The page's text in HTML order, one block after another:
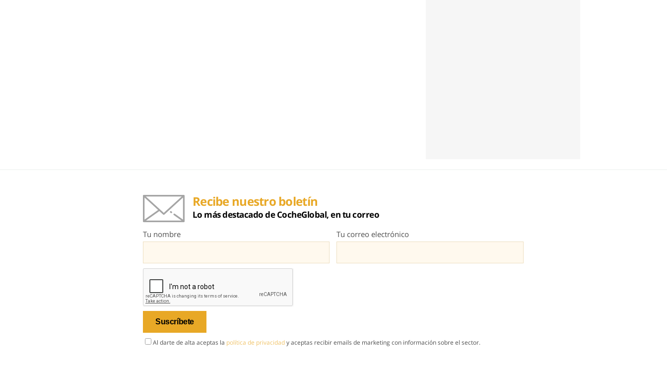
Recibe nuestro boletín
Lo más destacado de CocheGlobal, en tu correo
Tu nombre Tu correo electrónico
Al darte de alta aceptas la política de privacidady aceptas recibir emails de marketing con información sobre el sector.